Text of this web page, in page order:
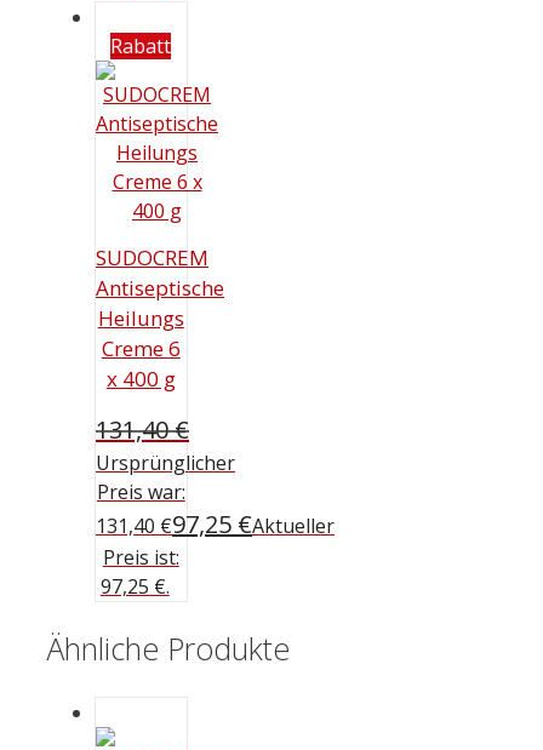
Rabatt
SUDOCREM
Antiseptische
Heilungs
Creme 6
x 400 g
131,40€
Ursprünglicher
Preis war:
131,40 €97,25 €Aktueller
Preis ist:
97,25 €.
Ähnliche Produkte